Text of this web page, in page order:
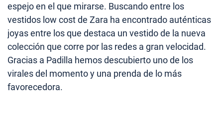
espejo en el que mirarse. Buscando entre los
vestidos low cost de Zara ha encontrado auténticas
joyas entre los que destaca un vestido de la nueva
colección que corre por las redes a gran velocidad.
Gracias a Padilla hemos descubierto uno de los
virales del momento y una prenda de lo más
favorecedora.